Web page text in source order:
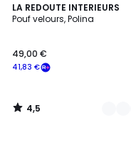
LA REDOUTE INTERIEURS
Pouf velours, Polina
€
souscrivez
notre
programme
41,83 €
49,00 €
4,5
/ 5
3
Couleurs
4,5
/